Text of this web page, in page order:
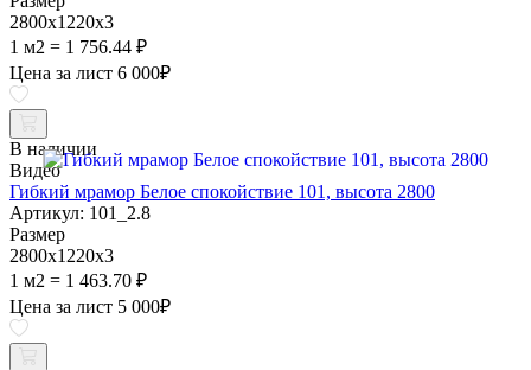
2800х1220х3
1 м2 = 1 756.44 ₽
Цена за лист 6 000₽
В наличии
Видео
Гибкий мрамор Белое спокойствие 101, высота 2800
Артикул: 101_2.8
Размер
2800х1220х3
1 м2 = 1 463.70 ₽
Цена за лист 5 000₽